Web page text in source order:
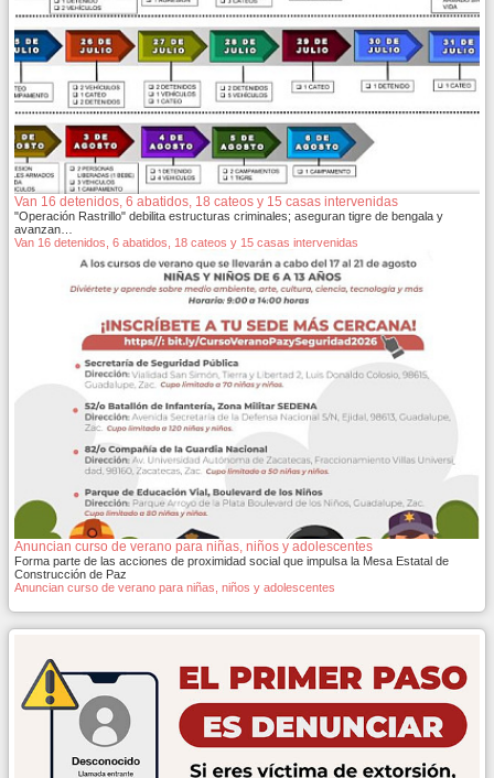
Van 16 detenidos, 6 abatidos, 18 cateos y 15 casas intervenidas
"Operación Rastrillo" debilita estructuras criminales; aseguran tigre de bengala y
avanzan…
Van 16 detenidos, 6 abatidos, 18 cateos y 15 casas intervenidas
Anuncian curso de verano para niñas, niños y adolescentes
Forma parte de las acciones de proximidad social que impulsa la Mesa Estatal de
Construcción de Paz
Anuncian curso de verano para niñas, niños y adolescentes